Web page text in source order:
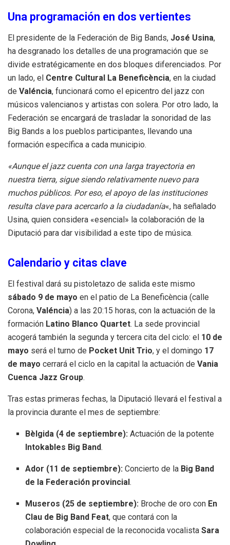
Una programación en dos vertientes
El presidente de la Federación de Big Bands, José Usina,
ha desgranado los detalles de una programación que se
divide estratégicamente en dos bloques diferenciados. Por
un lado, el Centre Cultural La Beneficència, en la ciudad
de Valéncia, funcionará como el epicentro del jazz con
músicos valencianos y artistas con solera. Por otro lado, la
Federación se encargará de trasladar la sonoridad de las
Big Bands a los pueblos participantes, llevando una
formación específica a cada municipio.
«Aunque el jazz cuenta con una larga trayectoria en
nuestra tierra, sigue siendo relativamente nuevo para
muchos públicos. Por eso, el apoyo de las instituciones
resulta clave para acercarlo a la ciudadanía«, ha señalado
Usina, quien considera «esencial» la colaboración de la
Diputació para dar visibilidad a este tipo de música.
Calendario y citas clave
El festival dará su pistoletazo de salida este mismo
sábado 9 de mayo en el patio de La Beneficència (calle
Corona, Valéncia) a las 20:15 horas, con la actuación de la
formación Latino Blanco Quartet. La sede provincial
acogerá también la segunda y tercera cita del ciclo: el 10 de
mayo será el turno de Pocket Unit Trio, y el domingo 17
de mayo cerrará el ciclo en la capital la actuación de Vania
Cuenca Jazz Group.
Tras estas primeras fechas, la Diputació llevará el festival a
la provincia durante el mes de septiembre:
Bèlgida (4 de septiembre): Actuación de la potente
Intokables Big Band.
Ador (11 de septiembre): Concierto de la Big Band
de la Federación provincial.
Museros (25 de septiembre): Broche de oro con En
Clau de Big Band Feat, que contará con la
colaboración especial de la reconocida vocalistaSara